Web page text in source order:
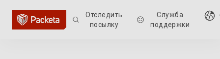
Отследить
посылку
Служба
поддержки